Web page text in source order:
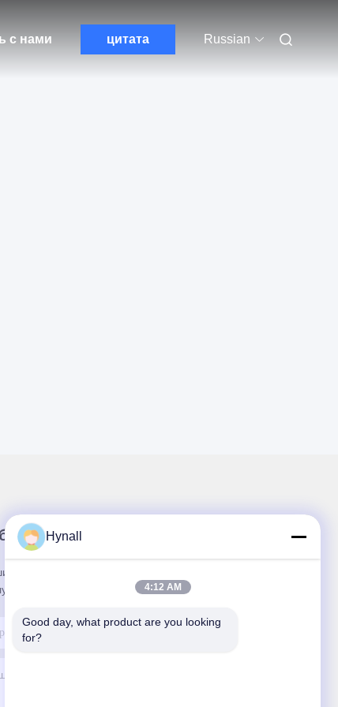
с нами цитата Russian
на нашу информационную рассылку
скидок и прочего.
Hynall
4:12 AM
Good day, what product are you looking
for?